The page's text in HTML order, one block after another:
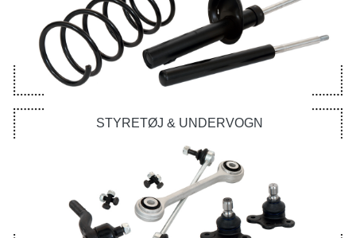
STYRETØJ & UNDERVOGN